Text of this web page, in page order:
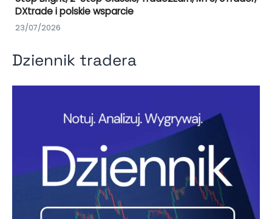
DXtrade i polskie wsparcie
23/07/2026
Dziennik tradera